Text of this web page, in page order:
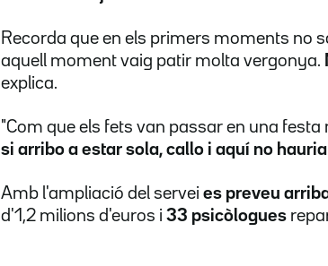
Recorda que en els primers moments no
aquell moment vaig patir molta vergonya.
explica.
"Com que els fets van passar en una
si arribo a estar sola, callo i aquí no
Amb l'ampliació del servei es preveu
d'1,2 milions d'euros i 33 psicòlogues